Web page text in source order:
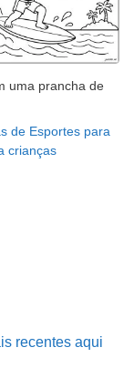
uma prancha de
de Esportes para
crianças
recentes aqui